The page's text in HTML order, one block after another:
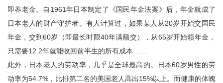
即养老金。自1961年日本制定了《国民年金法案》后，年金就成了
日本老人的财产守护者。有人计算过，如果某人从20岁开始交国民
年金，交到60岁（即最长时限40年满额交），从65岁开始领年金，
只需要12.2年就能收回前半生的所有成本……
此外，日本老人的劳动率，几乎是全球最高的。日本60岁男性的劳
动率为54.7%，比排第二名的美国老人高出15%以上。而健康的体魄